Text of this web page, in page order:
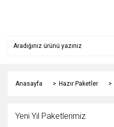
Anasayfa Hazır Paketler
Yeni Yıl Paketlerimiz